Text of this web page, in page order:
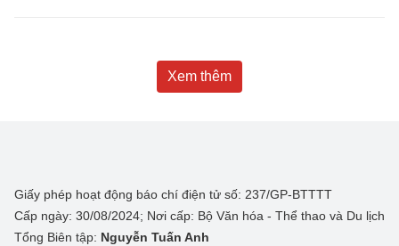
Xem thêm
Giấy phép hoạt động báo chí điện tử số: 237/GP-BTTTT
Cấp ngày: 30/08/2024; Nơi cấp: Bộ Văn hóa - Thể thao và Du lịch
Tổng Biên tập: Nguyễn Tuấn Anh